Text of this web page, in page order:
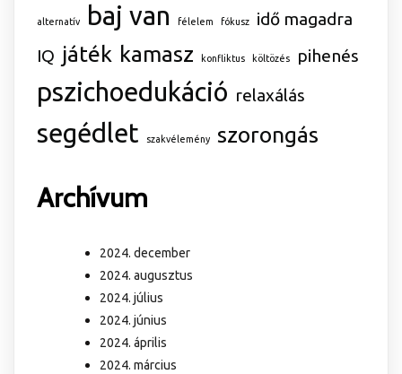
alternatív baj van félelem fókusz
idő magadra
IQ játék kamasz konfliktus költözés pihenés
pszichoedukáció relaxálás
segédlet szakvélemény szorongás
Archívum
2024. december
2024. augusztus
2024. július
2024. június
2024. április
2024. március